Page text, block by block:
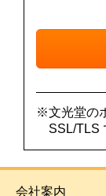
※文光堂の
SSL/TLS
会社案内